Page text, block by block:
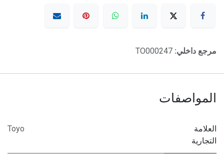
مرجع داخلي: TO000247
المواصفات
العلامة
التجارية
Toyo